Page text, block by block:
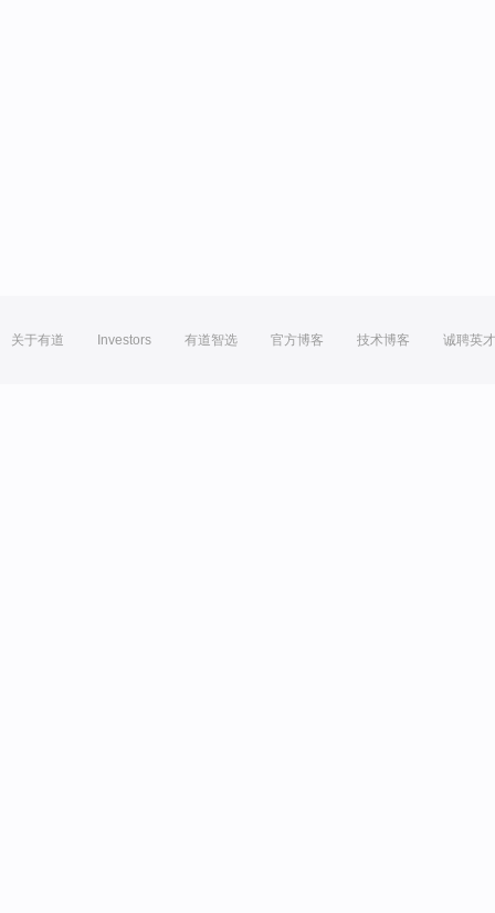
关于有道 Investors 有道智选 官方博客 技术博客 诚聘英才